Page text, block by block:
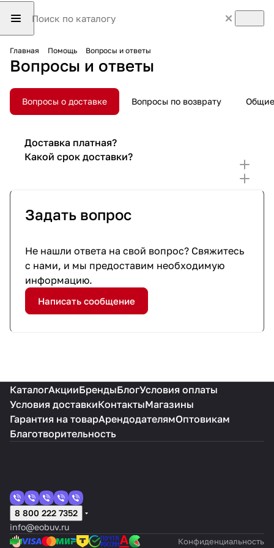
Главная Помощь Вопросы и ответы
Вопросы и ответы
Вопросы о доставке Вопросы по возврату
Доставка платная?
Какой срок доставки?
Задать вопрос
Не нашли ответа на свой вопрос? Свяжитесь
с нами, и мы предоставим необходимую
информацию.
Написать сообщение
КаталогАкцииБрендыБлогУсловия оплаты
Условия доставкиКонтактыМагазины
Гарантия на товарАрендодателямОптовикам
Благотворительность
8 800 222 7352
info@eobuv.ru
Конфиденциальность